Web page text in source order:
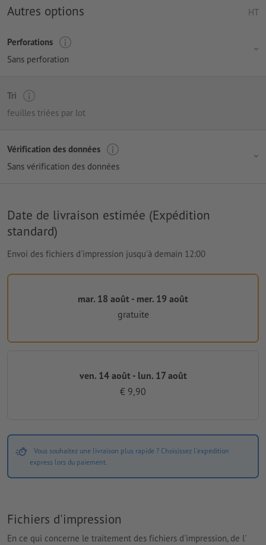
Autres options HT
Perforations
Sans perforation
Tri
feuilles triées par lot
Vérification des données
Sans vérification des données
Date de livraison estimée (Expédition
standard)
Envoi des fichiers d'impression jusqu'à demain 12:00
mar. 18 août - mer. 19 août
gratuite
ven. 14 août - lun. 17 août
€ 9,90
Vous souhaitez une livraison plus rapide ? Choisissez l'expédition
express lors du paiement.
Fichiers d'impression
En ce qui concerne le traitement des fichiers d'impression, de l'